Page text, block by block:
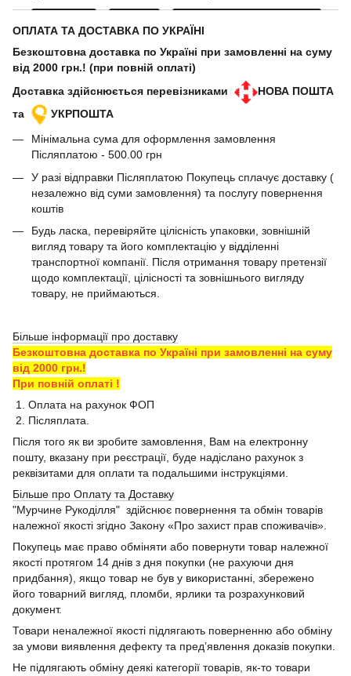
ОПЛАТА ТА ДОСТАВКА ПО УКРАЇНІ
Безкоштовна доставка по Україні при замовленні на суму
від 2000 грн.! (при повній оплаті)
Доставка здійснюється перевізниками
НОВА ПОШТА
та
УКРПОШТА
Мінімальна сума для оформлення замовлення
Післяплатою - 500.00 грн
У разі відправки Післяплатою Покупець сплачує доставку (
незалежно від суми замовлення) та послугу повернення
коштів
Будь ласка, перевіряйте цілісність упаковки, зовнішній
вигляд товару та його комплектацію у відділенні
транспортної компанії. Після отримання товару претензії
щодо комплектації, цілісності та зовнішнього вигляду
товару, не приймаються.
Більше інформації про доставку
Безкоштовна доставка по Україні при замовленні на суму
від 2000 грн.!
При повній оплаті !
1. Оплата на рахунок ФОП
2. Післяплата.
Після того як ви зробите замовлення, Вам на електронну
пошту, вказану при реєстрації, буде надіслано рахунок з
реквізитами для оплати та подальшими інструкціями.
Більше про Оплату та Доставку
"Мурчине Рукоділля" здійснює повернення та обмін товарів
належної якості згідно Закону «Про захист прав споживачів».
Покупець має право обміняти або повернути товар належної
якості протягом 14 днів з дня покупки (не рахуючи дня
придбання), якщо товар не був у використанні, збережено
його товарний вигляд, пломби, ярлики та розрахунковий
документ.
Товари неналежної якості підлягають поверненню або обміну
за умови виявлення дефекту та пред’явлення доказів покупки.
Не підлягають обміну деякі категорії товарів, як-то товари